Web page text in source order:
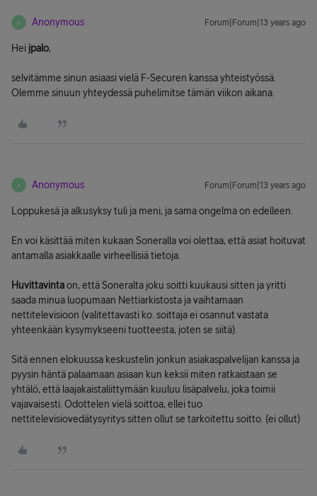
A Anonymous Forum|Forum|13 years ago
Hei jpalo,
selvitämme sinun asiaasi vielä F-Securen kanssa yhteistyössä.
Olemme sinuun yhteydessä puhelimitse tämän viikon aikana.
A Anonymous Forum|Forum|13 years ago
Loppukesä ja alkusyksy tuli ja meni, ja sama ongelma on edelleen.
En voi käsittää miten kukaan Soneralla voi olettaa, että asiat hoituvat
antamalla asiakkaalle virheellisiä tietoja.
Huvittavintaon, että Soneralta joku soitti kuukausi sitten ja yritti
saada minua luopumaan Nettiarkistosta ja vaihtamaan
nettitelevisioon (valitettavasti ko. soittaja ei osannut vastata
yhteenkään kysymykseeni tuotteesta, joten se siitä).
Sitä ennen elokuussa keskustelin jonkun asiakaspalvelijan kanssa ja
pyysin häntä palaamaan asiaan kun keksii miten ratkaistaan se
yhtälö, että laajakaistaliittymään kuuluu lisäpalvelu, joka toimii
vajavaisesti. Odottelen vielä soittoa, ellei tuo
nettitelevisiovedätysyritys sitten ollut se tarkoitettu soitto. (ei ollut)